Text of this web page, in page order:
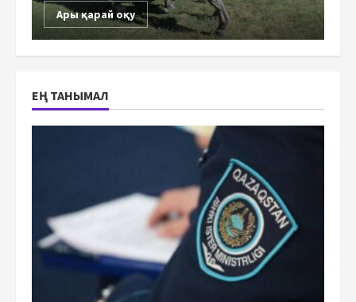
Ары қарай оқу
ЕҢ ТАНЫМАЛ